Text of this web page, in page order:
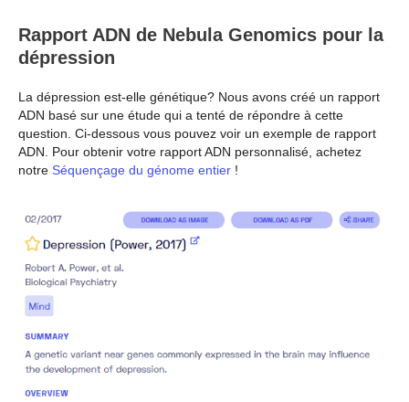
Rapport ADN de Nebula Genomics pour la
dépression
La dépression est-elle génétique? Nous avons créé un rapport
ADN basé sur une étude qui a tenté de répondre à cette
question. Ci-dessous vous pouvez voir un exemple de rapport
ADN. Pour obtenir votre rapport ADN personnalisé, achetez
notre Séquençage du génome entier !